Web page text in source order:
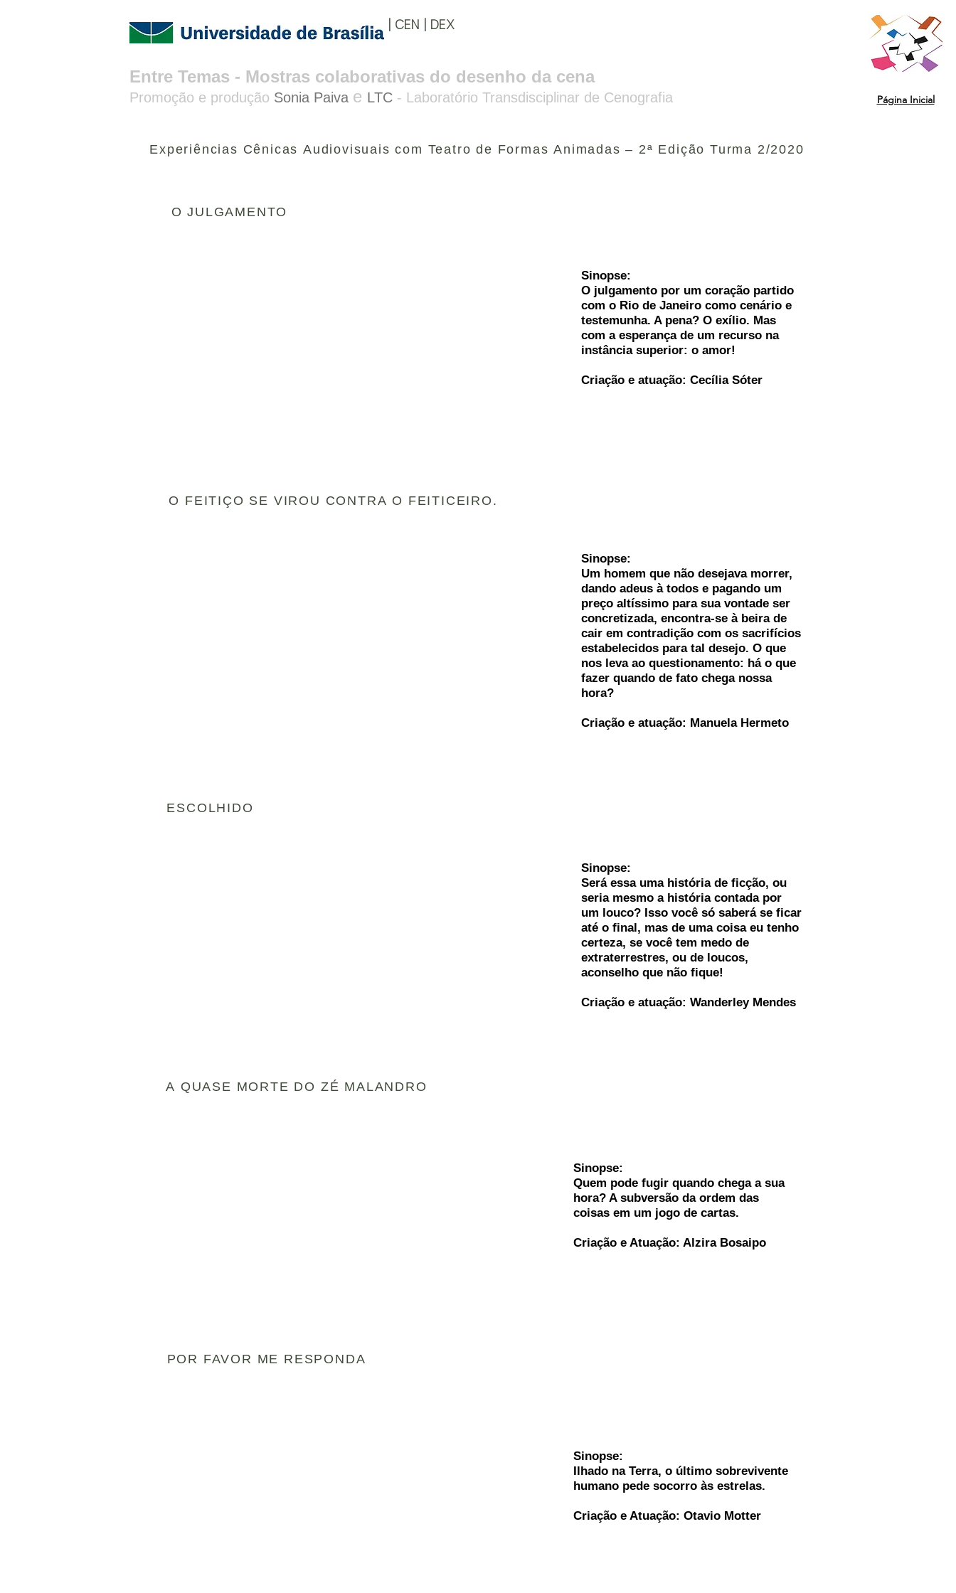
| CEN | DEX
Entre Temas​​ - Mostras colaborativas do desenho da cena
Promoção e produção Sonia Paiva e LTC - Laboratório Transdisciplinar de Cenografia Página Inicial
Experiências Cênicas Audiovisuais com Teatro de Formas Animadas – 2ª Edição Turma 2/2020
O JULGAMENTO
Sinopse:
O julgamento por um coração partido
com o Rio de Janeiro como cenário e
testemunha. A pena? O exílio. Mas
com a esperança de um recurso na
instância superior: o amor!
Criação e atuação: Cecília Sóter
O FEITIÇO SE VIROU CONTRA O FEITICEIRO.
Sinopse:
Um homem que não desejava morrer,
dando adeus à todos e pagando um
preço altíssimo para sua vontade ser
concretizada, encontra-se à beira de
cair em contradição com os sacrifícios
estabelecidos para tal desejo. O que
nos leva ao questionamento: há o que
fazer quando de fato chega nossa
hora?
Criação e atuação: Manuela Hermeto
ESCOLHIDO
Sinopse:
Será essa uma história de ficção, ou
seria mesmo a história contada por
um louco? Isso você só saberá se ficar
até o final, mas de uma coisa eu tenho
certeza, se você tem medo de
extraterrestres, ou de loucos,
aconselho que não fique!
Criação e atuação: Wanderley Mendes
A QUASE MORTE DO ZÉ MALANDRO
Sinopse:
Quem pode fugir quando chega a sua
hora? A subversão da ordem das
coisas em um jogo de cartas.
Criação e Atuação: Alzira Bosaipo
POR FAVOR ME RESPONDA
Sinopse:
Ilhado na Terra, o último sobrevivente
humano pede socorro às estrelas.
Criação e Atuação: Otavio Motter